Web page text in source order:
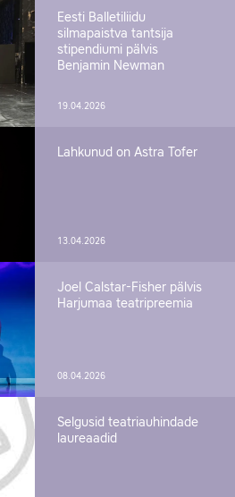
Eesti Balletiliidu
silmapaistva tantsija
stipendiumi pälvis
Benjamin Newman
19.04.2026
Lahkunud on Astra Tofer
13.04.2026
Joel Calstar-Fisher pälvis
Harjumaa teatripreemia
08.04.2026
Selgusid teatriauhindade
laureaadid